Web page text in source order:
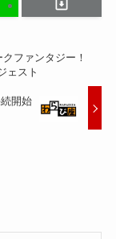
ファンタジー！
ェスト
開始